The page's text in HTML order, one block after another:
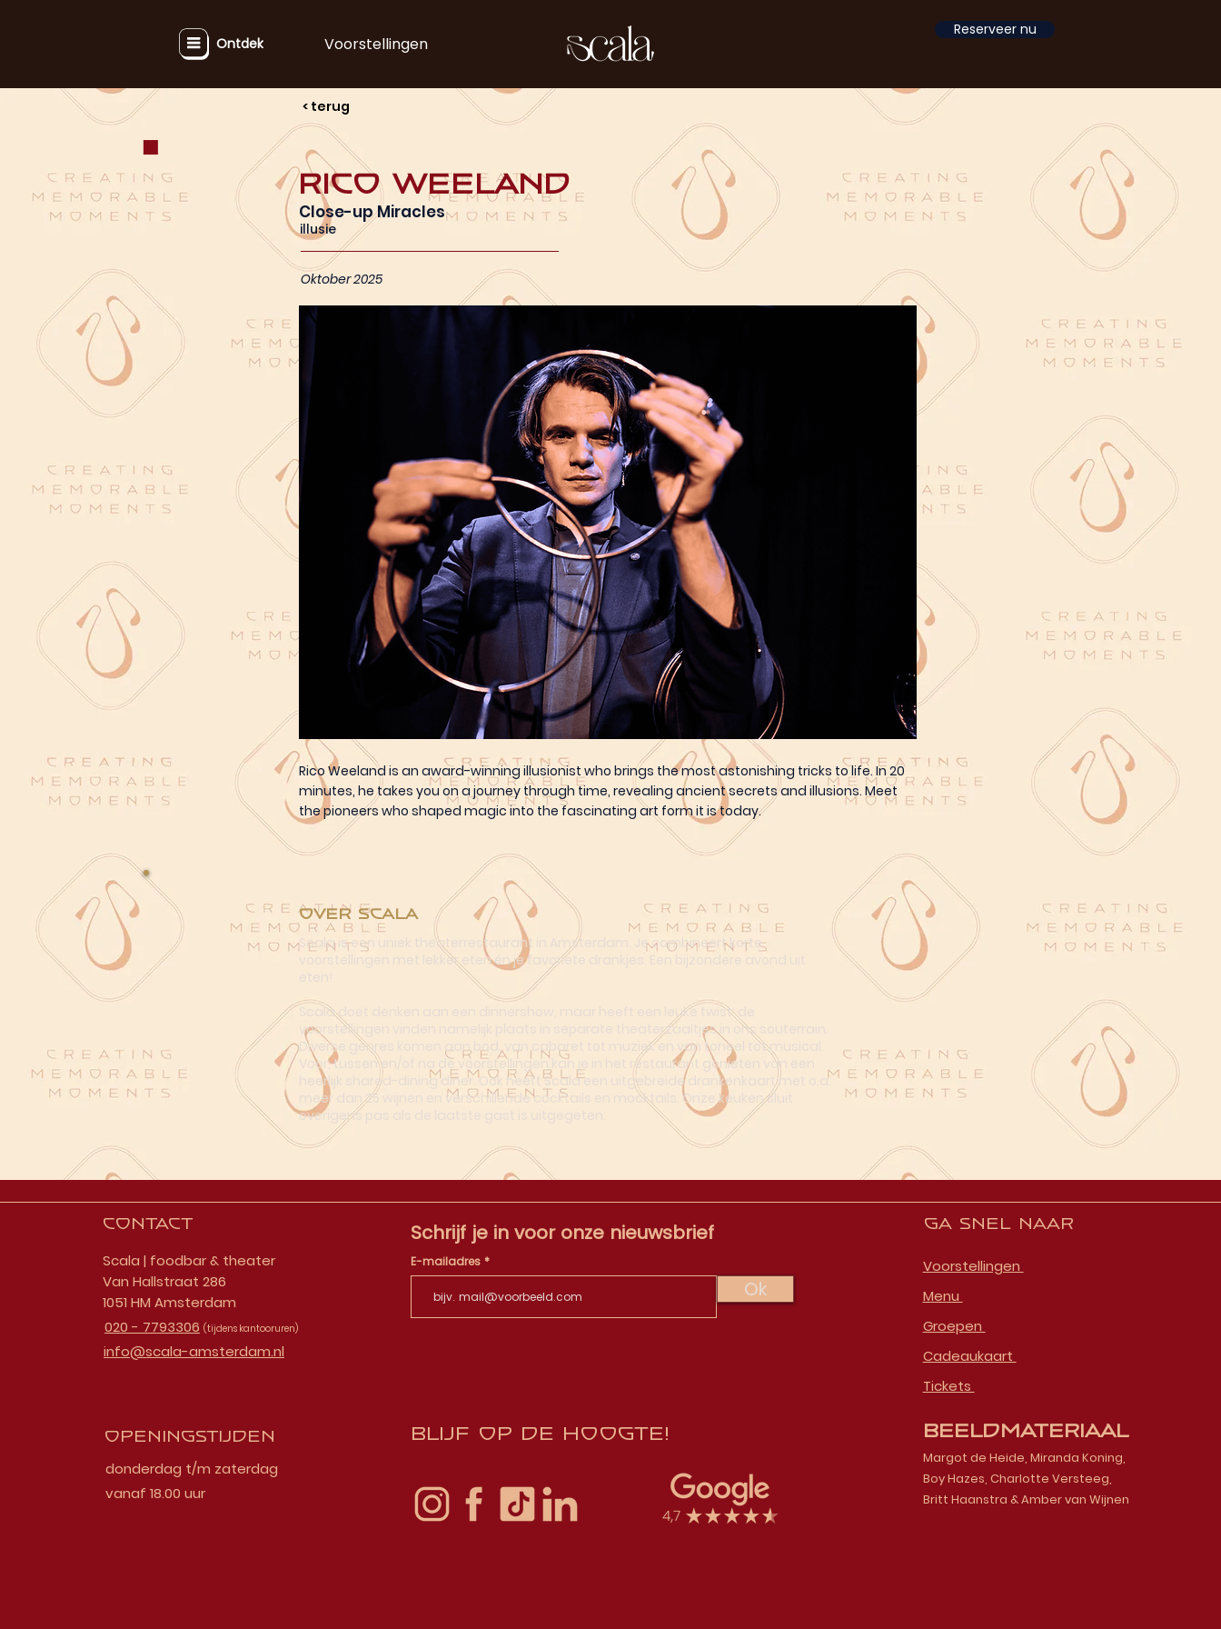
Ontdek Voorstellingen
Reserveer nu
< terug
illusie
Rico Weeland
Close-up Miracles
Oktober 2025
Rico Weeland is an award-winning illusionist who brings the most astonishing tricks to life. In 20
minutes, he takes you on a journey through time, revealing ancient secrets and illusions. Meet
the pioneers who shaped magic into the fascinating art form it is today.
Over Scala
Scala is een uniek theaterrestaurant in Amsterdam. Je combineert korte
voorstellingen met lekker eten én je favoriete drankjes. Een bijzondere avond uit
Scala doet denken aan een dinnershow, maar heeft een leuke twist: de
voorstellingen vinden namelijk plaats in separate theaterzaaltjes in ons souterrain.
Diverse genres komen aan bod, van cabaret tot muziek en van toneel tot musical.
Voor, tussen en/of na de voorstellingen kan je in het restaurant genieten van een
heerlijk shared-dining diner. Ook heeft Scala een uitgebreide drankenkaart met o.a.
meer dan 25 wijnen en verschillende cocktails en mocktails. Onze keuken sluit
overigens pas als de laatste gast is uitgegeten.
Contact
Scala | foodbar & theater
Van Hallstraat 286
1051 HM Amsterdam
020 - 7793306 (tijdens kantooruren)
info@scala-amsterdam.nl
Openingstijden
donderdag t/m zaterdag
vanaf 18.00 uur
Schrijf je in voor onze nieuwsbrief
E-mailadres
Ok
Blijf op de hoogte!
Ga snel naar
Voorstellingen
Menu
Groepen
Cadeaukaart
Tickets
Beeldmateriaal
Margot de Heide, Miranda Koning,
Boy Hazes, Charlotte Versteeg,
Britt Haanstra & Amber van Wijnen